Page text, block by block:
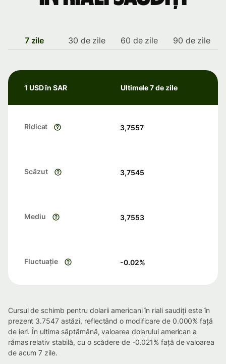
7 zile 30 de zile 60 de zile 90 de zile
1 USD în SAR Ultimele 7 de zile
Ridicat 3,7557
Scăzut 3,7545
Mediu 3,7553
Fluctuație -0.02%
Cursul de schimb pentru dolarii americani în riali saudiți este în
prezent 3.7547 astăzi, reflectând o modificare de 0.000% față
de ieri. În ultima săptămână, valoarea dolarului american a
rămas relativ stabilă, cu o scădere de -0.021% față de valoarea
de acum 7 zile.